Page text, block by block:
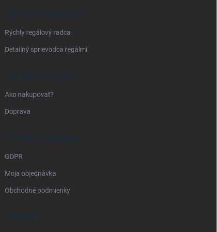
VŠETKO O REGÁLOCH
Rýchly regálový radca
Detailný sprievodca regálmi
DOPRAVA A PLATBA
Ako nakupovať?
Doprava
PRÁVNE INFORMÁCIE
GDPR
Moja objednávka
Obchodné podmienky
KONTAKT